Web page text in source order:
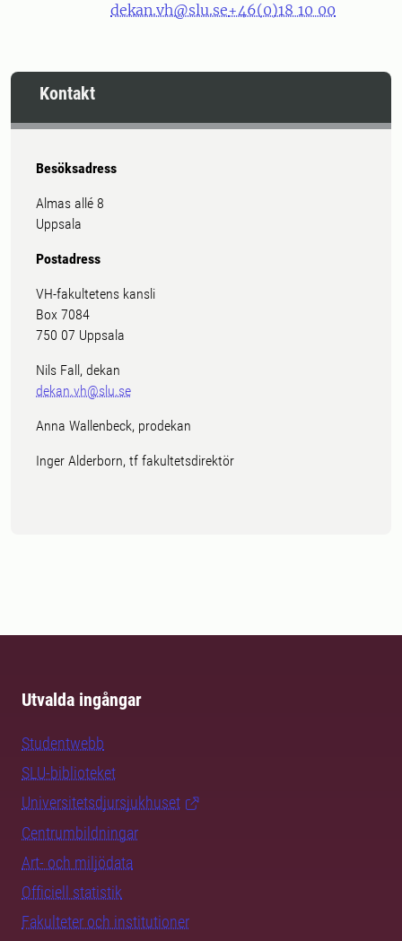
dekan.vh@slu.se+46(0)18 10 00
Kontakt
Besöksadress
Almas allé 8
Uppsala
Postadress
VH-fakultetens kansli
Box 7084
750 07 Uppsala
Nils Fall, dekan
dekan.vh@slu.se
Anna Wallenbeck, prodekan
Inger Alderborn, tf fakultetsdirektör
Utvalda ingångar
Studentwebb
SLU-biblioteket
Universitetsdjursjukhuset
Centrumbildningar
Art- och miljödata
Officiell statistik
Fakulteter och institutioner